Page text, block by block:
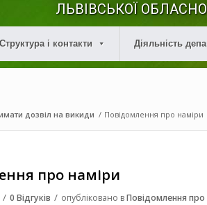
ЛЬВІВСЬКОЇ
Структура і контакти Діяльність
дозвіл на викиди / Повідомлення про наміри
про наміри
/ 0 Відгуків / опубліковано вПовідомлення